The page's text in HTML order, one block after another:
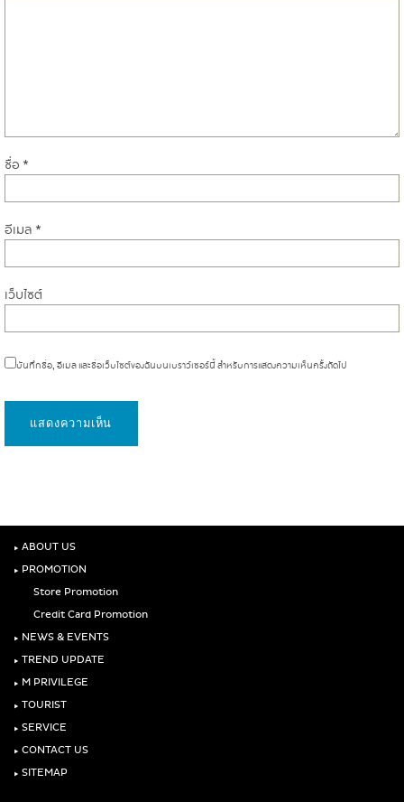
ชื่อ *
อีเมล *
เว็บไซต์
บันทึกชื่อ, อีเมล และชื่อเว็บไซต์ของฉันบนเบราว์เซอร์นี้ สำหรับการแสดงความเห็นครั้งถัดไป
‣ ABOUT US
‣ PROMOTION
Store Promotion
Credit Card Promotion
‣ NEWS & EVENTS
‣ TREND UPDATE
‣ M PRIVILEGE
‣ TOURIST
‣ SERVICE
‣ CONTACT US
‣ SITEMAP